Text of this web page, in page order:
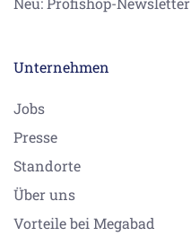
Unternehmen
Jobs
Presse
Standorte
Über uns
Vorteile bei Megabad